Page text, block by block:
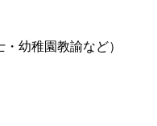
幼稚園教諭など）